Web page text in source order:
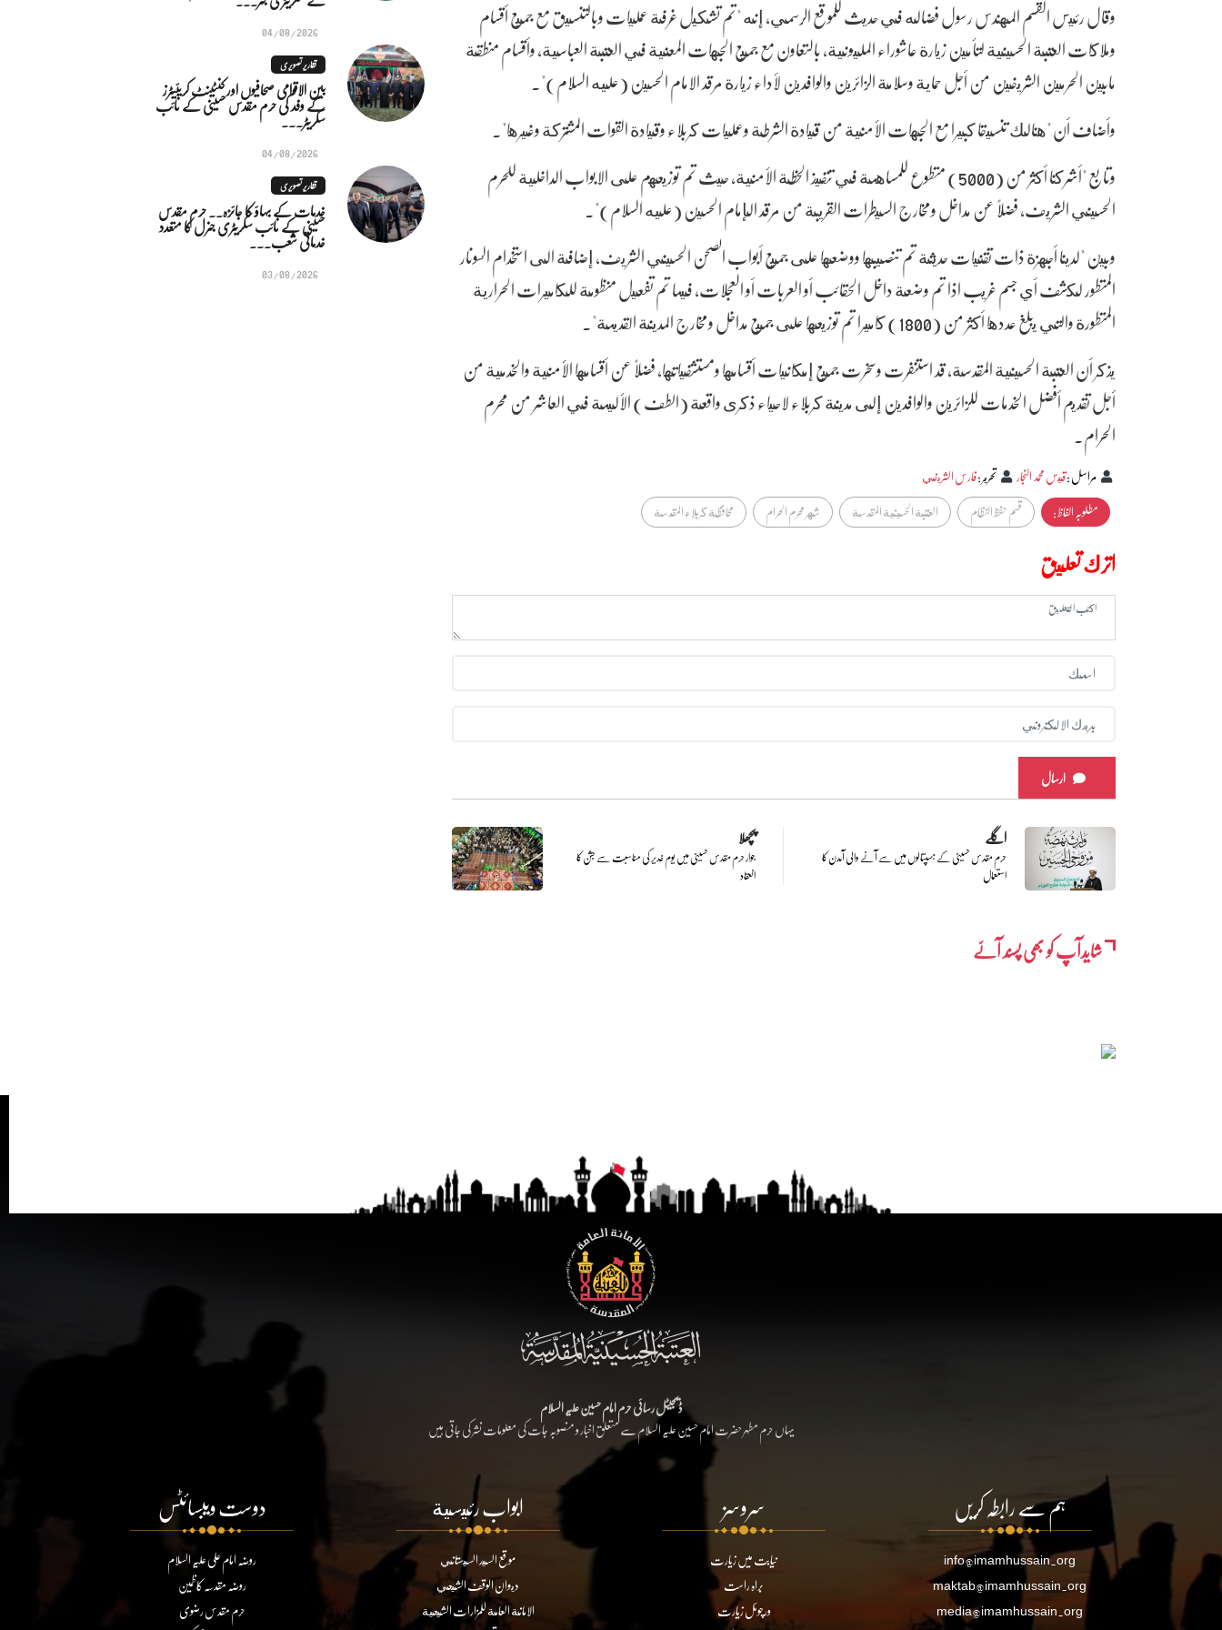
وقال رئيس القسم المهندس رسول فضاله في حديث للموقع الرسمي، إنه "تم تشكيل غرفة عمليات وبالتنسيق مع جميع أقسام
وملاكات العتبة الحسينية لتأمين زيارة عاشوراء المليونية، بالتعاون مع جميع الجهات المعنية في العتبة العباسية، وأقسام منطقة
مابين الحرمين الشريفين من أجل حماية وسلامة الزائرين والوافدين لأداء زيارة مرقد الامام الحسين (عليه السلام)".
وأضاف أن "هنالك تنسيقا كبيرا مع الجهات الأمنية من قيادة الشرطة وعمليات كربلاء وقيادة القوات المشتركة وغيرها".
وتابع "أشركنا أكثر من (5000) متطوع للمساهمة في تنفيذ الخطة الأمنية، حيث تم توزيعهم على الابواب الداخلية للحرم
الحسيني الشريف، فضلاً عن مداخل ومخارج السيطرات القريبة من مرقد الإمام الحسين (عليه السلام)".
وبين "لدينا أجهزة ذات تقنيات حديثة تم تنصيبها ووضعها على جميع أبواب الصحن الحسيني الشريف، إضافة الى استخدام السونار
المتطور لكشف أي جسم غريب اذا تم وضعة داخل الحقائب أو العربات أو العجلات، فيما تم تفعيل منظومة للكاميرات الحرارية
المتطورة والتي يبلغ عددها أكثر من (1800) كاميرا تم توزيعها على جميع مداخل ومخارج المدينة القديمة".
يذكر أن العتبة الحسينية المقدسة، قد استنفرت وسخرت جميع إمكانيات أقسامها ومستشفياتها، فضلاً عن أقسامها الأمنية والخدمية من
أجل تقديم أفضل الخدمات للزائرين والوافدين إلى مدينة كربلاء لاحياء ذكرى واقعة (الطف) الأليمة في العاشر من محرم
الحرام.
مراسل:قيس محمد النجار تحرير:فارس الشريفي
مطلوبہ الفاظ :
قسم حفظ النظام العتبة الحسينية المقدسة شهر محرم الحرام محافظة كربلاء المقدسة
اترك تعليق
ارسال
پچھلا
جوار حرم مقدس حسینی میں یوم غدیر کی مناسبت سے جشن کا
انعقاد
اگلے
حرم مقدس حسینی کے ہسپتالوں میں سے آنے والی آمدن کا
استعمال
شایدآپ کو بھی پسند آئے
04/08/2026
تقاریر تصویری
بین الاقوامی صحافیوں اور کنٹینٹ کریئیٹرز
کے وفد کی حرم مقدس حسینی کے نائب
سکریٹر...
04/08/2026
تقاریر تصویری
خدمات کے بہاؤ کا جائزہ.. حرم مقدس
حسینی کے نائب سکریٹری جنرل کا متعدد
خدماتی شعب...
03/08/2026
ڈیجیٹل رسائی حرم امام حسین علیہ السلام
یہاں حرم مطہر حضرت امام حسین علیہ السلام سے متعلق اخبار و منصوبہ جات کی معلومات نشر کی جاتی ہیں
ہم سے رابطہ کریں
info@imamhussain.org
maktab@imamhussain.org
media@imamhussain.org
سروسز
نیابت میں زیارت
براہ راست
ورچوئل زیارت
ابواب رئيسية
موقع السيد السيستاني
ديوان الوقف الشيعي
الامانة العامة للمزارات الشيعية
دوست ویبسائٹس
روضہ امام علی علیہ السلام
روضہ مقدسہ کاظمین
حرم مقدس رضوی